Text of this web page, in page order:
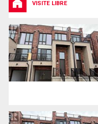
VISITE LIBRE